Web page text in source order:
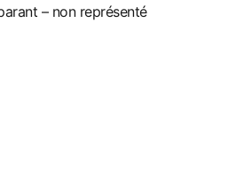
– non représenté